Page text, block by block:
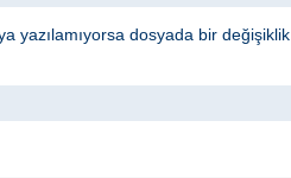
yazılamıyorsa dosyada bir değişiklik